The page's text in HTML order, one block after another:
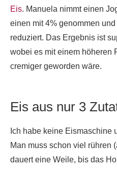
Eis. Manuela nimmt einen
einen mit 4% genommen
reduziert. Das Ergebnis ist
wobei es mit einem höheren
cremiger geworden wäre.
Eis aus nur 3
Ich habe keine Eismaschine
Man muss schon viel rühren
dauert eine Weile, bis das